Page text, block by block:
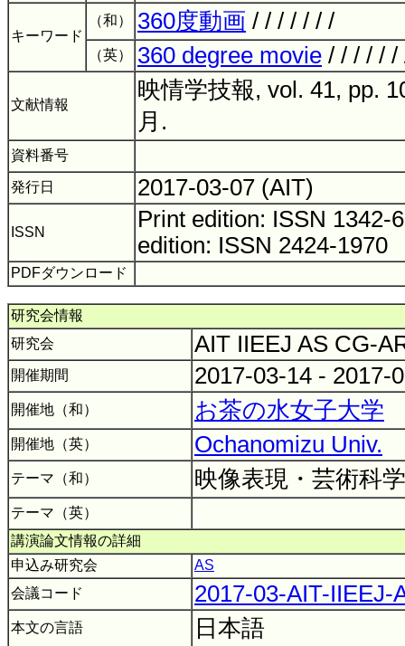
キーワード
（和） 360度動画 / / / / / / /
（英） 360 degree movie / / / / /
文献情報
映情学技報, vol. 41, pp.
月.
資料番号
発行日 2017-03-07 (AIT)
ISSN
Print edition: ISSN
edition: ISSN 2424-1970
PDFダウンロード
研究会情報
研究会
AIT IIEEJ AS CG-
開催期間 2017-03-14 - 2017-
開催地（和） お茶の水女子大学
開催地（英） Ochanomizu Univ.
テーマ（和） 映像表現・芸術科
テーマ（英）
講演論文情報の詳細
申込み研究会
AS
会議コード
2017-03-AIT-IIEEJ-
本文の言語 日本語